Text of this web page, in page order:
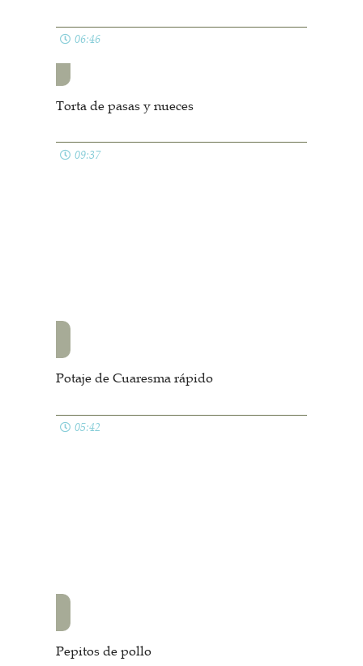
06:46
Torta de pasas y nueces
09:37
Potaje de Cuaresma rápido
05:42
Pepitos de pollo